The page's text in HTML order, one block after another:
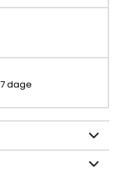
dage